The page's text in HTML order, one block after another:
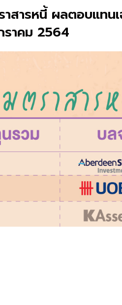
สารหนี้ ผลตอบแทน
าคม 2564